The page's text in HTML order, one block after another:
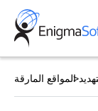
Skip
content
المواقع المارقة